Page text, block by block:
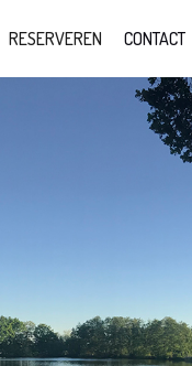
RESERVEREN CONTACT